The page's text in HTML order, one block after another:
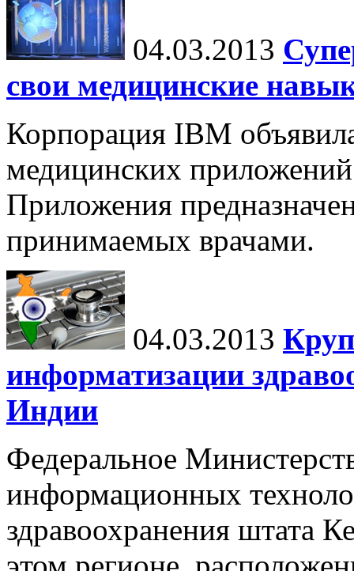
04.03.2013
свои медицинские
Корпорация IBM
медицинских
Приложения
принимаемых врачами.
04.03.2013
информатизации
Индии
Федеральное
информационных
здравоохранения штата